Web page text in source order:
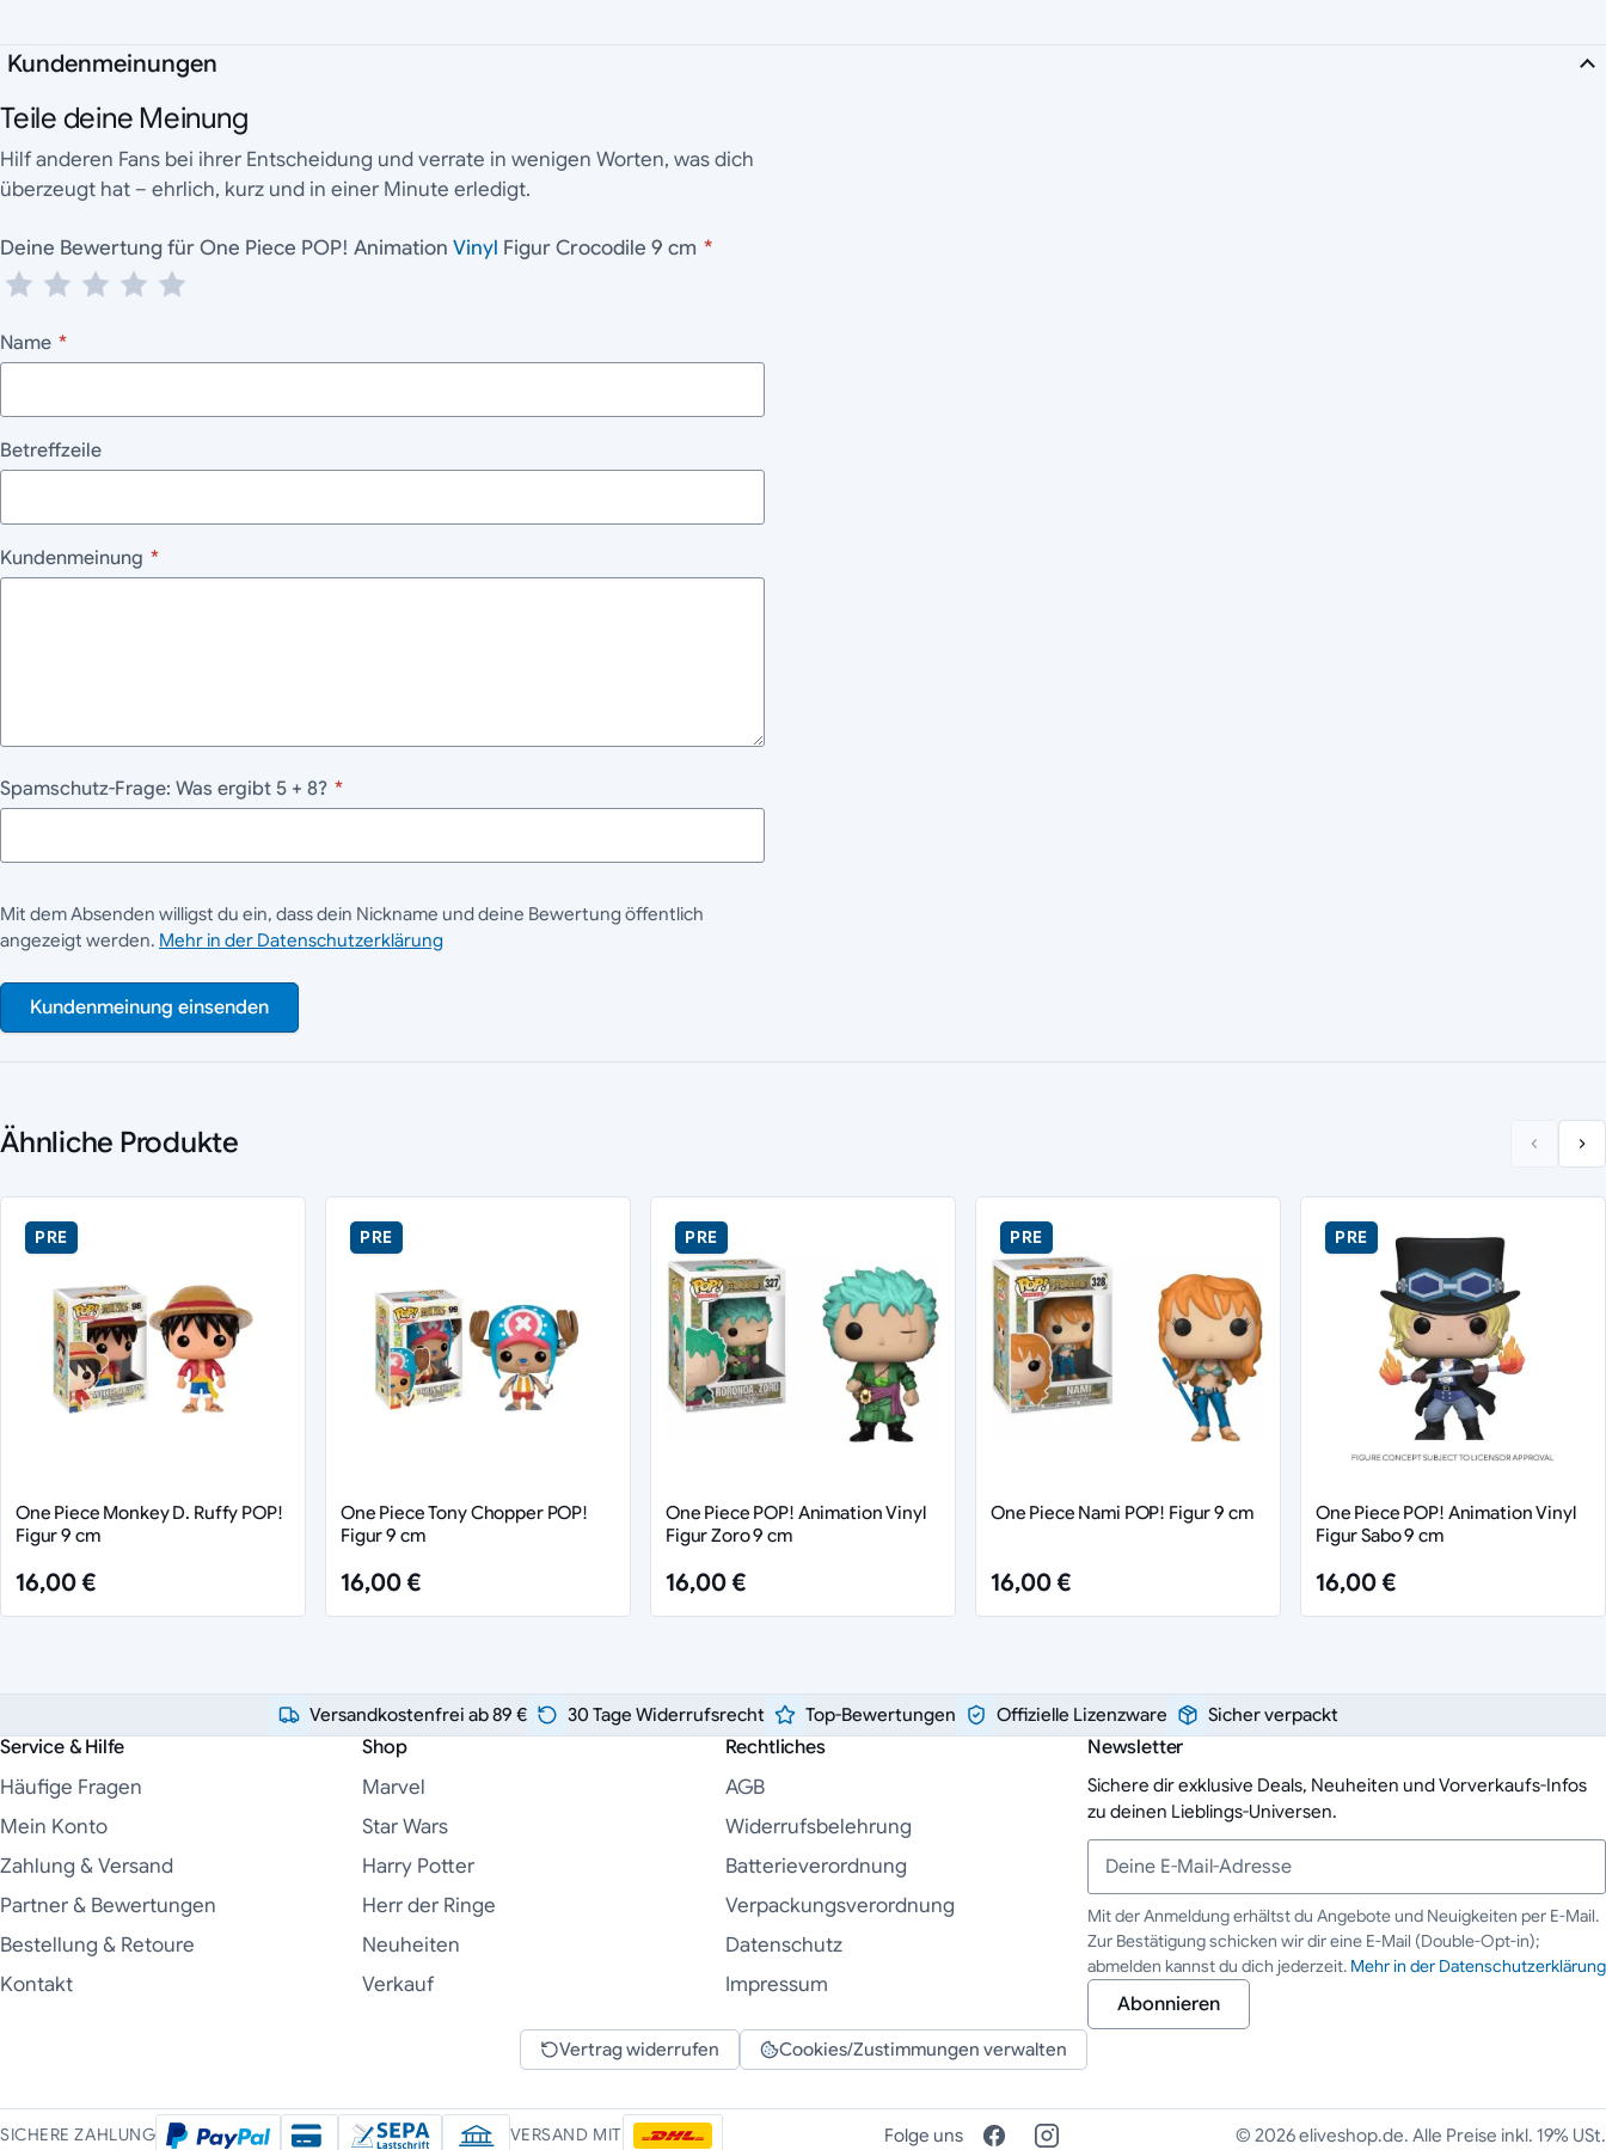
Kundenmeinungen
Teile deine Meinung
Hilf anderen Fans bei ihrer Entscheidung und verrate in wenigen Worten, was dich
überzeugt hat – ehrlich, kurz und in einer Minute erledigt.
Deine Bewertung für One Piece POP! Animation Vinyl Figur Crocodile 9 cm *
Name *
Betreffzeile
Kundenmeinung *
Spamschutz-Frage: Was ergibt 5 + 8? *
Mit dem Absenden willigst du ein, dass dein Nickname und deine Bewertung öffentlich
angezeigt werden. Mehr in der Datenschutzerklärung
Kundenmeinung einsenden
Ähnliche Produkte
PRE
One Piece Monkey D. Ruffy POP!
Figur 9 cm
16,00 €
PRE
One Piece Tony Chopper POP!
Figur 9 cm
16,00 €
PRE
One Piece POP! Animation Vinyl
Figur Zoro 9 cm
16,00 €
PRE
One Piece Nami POP! Figur 9 cm
16,00 €
PRE
One Piece POP! Animation Vinyl
Figur Sabo 9 cm
16,00 €
Versandkostenfrei ab 89 € 30 Tage Widerrufsrecht Top-Bewertungen Offizielle Lizenzware Sicher verpackt
Service & Hilfe
Häufige Fragen
Mein Konto
Zahlung & Versand
Partner & Bewertungen
Bestellung & Retoure
Kontakt
Shop
Marvel
Star Wars
Harry Potter
Herr der Ringe
Neuheiten
Verkauf
Rechtliches
AGB
Widerrufsbelehrung
Batterieverordnung
Verpackungsverordnung
Datenschutz
Impressum
Newsletter
Sichere dir exklusive Deals, Neuheiten und Vorverkaufs-Infos
zu deinen Lieblings-Universen.
Deine E-Mail-Adresse
Mit der Anmeldung erhältst du Angebote und Neuigkeiten per E-Mail.
Zur Bestätigung schicken wir dir eine E-Mail (Double-Opt-in);
abmelden kannst du dich jederzeit. Mehr in der Datenschutzerklärung
Abonnieren
Vertrag widerrufen Cookies/Zustimmungen verwalten
SICHERE ZAHLUNG VERSAND MIT Folge uns © 2026 eliveshop.de. Alle Preise inkl. 19% USt.